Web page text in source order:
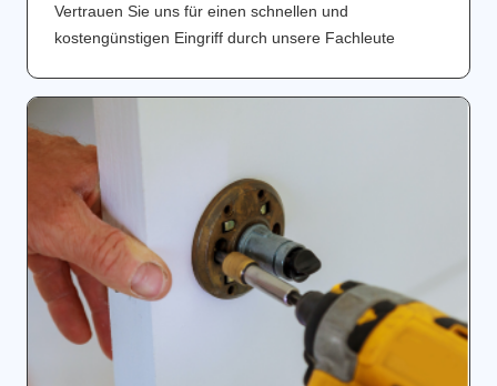
Vertrauen Sie uns für einen schnellen und
kostengünstigen Eingriff durch unsere Fachleute